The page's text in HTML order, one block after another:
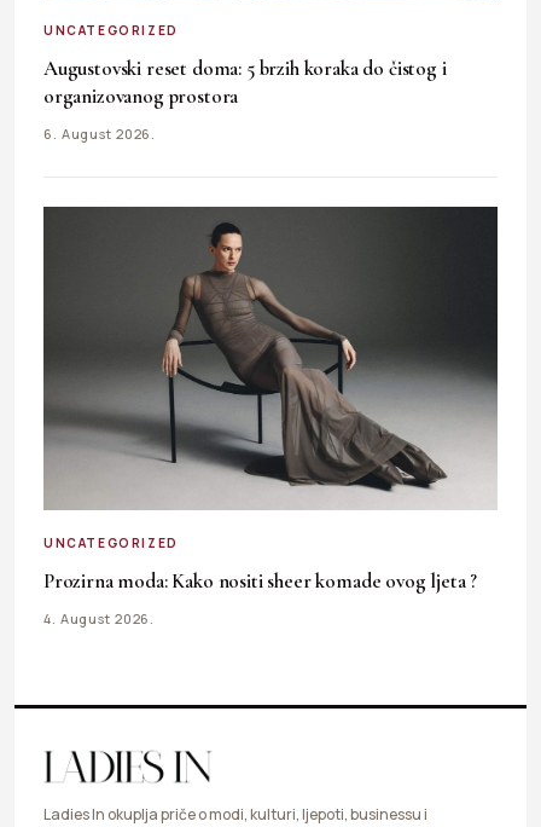
UNCATEGORIZED
Augustovski reset doma: 5 brzih koraka do čistog i
organizovanog prostora
6. August 2026.
UNCATEGORIZED
Prozirna moda: Kako nositi sheer komade ovog ljeta ?
4. August 2026.
Ladies In okuplja priče o modi, kulturi, ljepoti, businessu i